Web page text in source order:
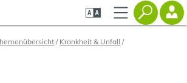
Krankheit & Unfall